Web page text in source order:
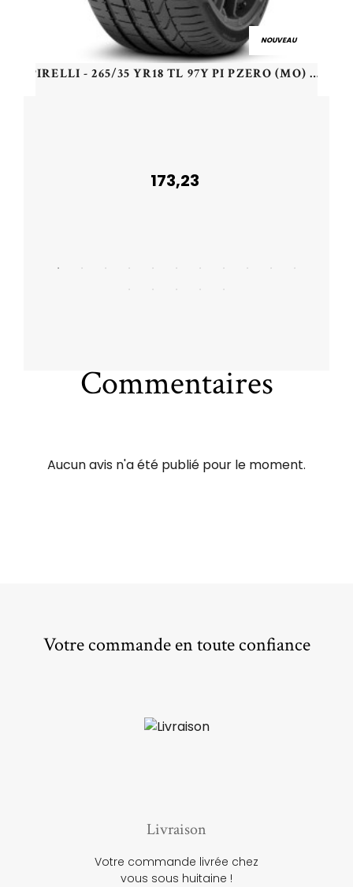
NOUVEAU
PIRELLI - 265/35 YR18 TL 97Y PI PZERO (MO) XL EU - 2653518 - CBB
173,23
Commentaires
Aucun avis n'a été publié pour le moment.
Votre commande en toute confiance
Livraison
Votre commande livrée chez
vous sous huitaine !